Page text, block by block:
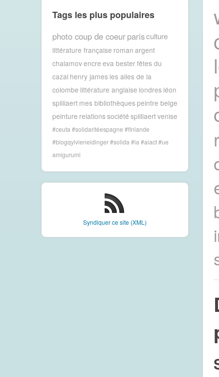
Tags les plus populaires
photo coup de coeurparisculture
littérature française roman argent
chalamovencre eva besterfêtes du
cazal henry james les ailes de la
colombe littérature anglaise londres léon
spilliaert mes bibliothèquespeintre belge
peinture relationssociété spilliaertvenise
#ceuta #solidaritéespagne #finlande
#blogqylvieneidinger #solida #ia #aiact #ue
amigurumi
Syndiquer ce site (XML)